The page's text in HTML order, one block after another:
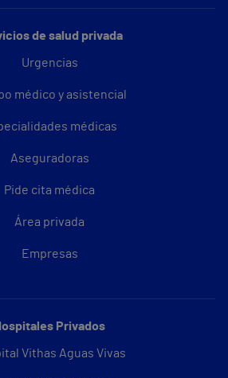
de salud privada
Urgencias
médico y asistencial
médicas
Aseguradoras
Pide cita médica
Área privada
Empresas
Privados
Vithas Aguas Vivas